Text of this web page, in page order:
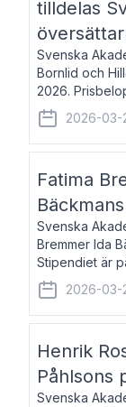
tilldelas
Svenska
Bornlid och
2026.
Bornlid, född
främst känd
2026-03-
Fatima
Svenska
Bremmer Ida
Stipendiet är
1977, är
boken Ligan.
2026-03-
Henrik
Påhlsons
Svenska